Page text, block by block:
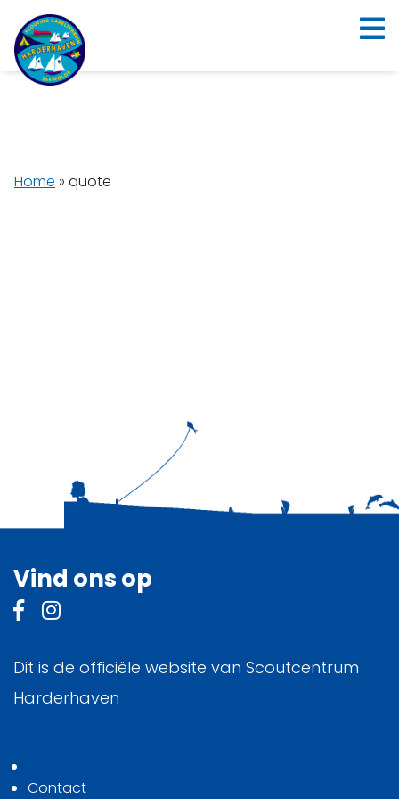
Home » quote
Vind ons op
Dit is de officiële website van Scoutcentrum
Harderhaven
Contact